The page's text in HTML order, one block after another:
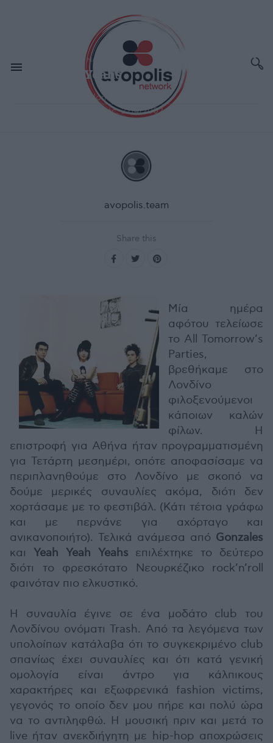
ΜΆΙ 8,2002
Yeah Yeah Yeahs
Trash, London
Ημερομηνία διεξαγωγής: 22/4/2002
avopolis.team
Share this
Μία ημέρα
αφότου τελείωσε
το All Tomorrow’s
Parties,
βρεθήκαμε στο
Λονδίνο
φιλοξενούμενοι
κάποιων καλών
φίλων. Η
επιστροφή για Αθήνα ήταν προγραμματισμένη
για Τετάρτη μεσημέρι, οπότε αποφασίσαμε να
περιπλανηθούμε στο Λονδίνο με σκοπό να
δούμε μερικές συναυλίες ακόμα, διότι δεν
χορτάσαμε με το φεστιβάλ. (Κάτι τέτοια γράφω
και με περνάνε για αχόρταγο και
ανικανοποιήτο). Τελικά ανάμεσα από Gonzales
και Yeah Yeah Yeahs επιλέχτηκε το δεύτερο
διότι το φρεσκότατο Νεουρκέζικο rock’n’roll
φαινόταν πιο ελκυστικό.
H συναυλία έγινε σε ένα μοδάτο club του
Λονδίνου ονόματι Trash. Από τα λεγόμενα των
υπολοίπων κατάλαβα ότι το συγκεκριμένο club
σπανίως έχει συναυλίες και ότι κατά γενική
ομολογία είναι άντρο για κάλπικους
χαρακτήρες και εξωφρενικά fashion victims,
γεγονός το οποίο δεν μου πήρε και πολύ ώρα
να το αντιληφθώ. Η μουσική πριν και μετά το
live ήταν ανεκδιήγητη με hip-hop αποχρώσεις